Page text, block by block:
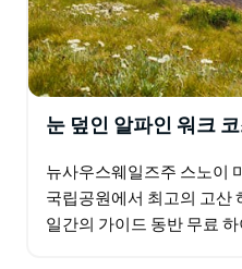
와인으로 구성된 맛있는 저
눈 덮인 알파인 워크
뉴사우스웨일즈주 스노이
국립공원에서 최고의 고산
일간의 가이드 동반 무료